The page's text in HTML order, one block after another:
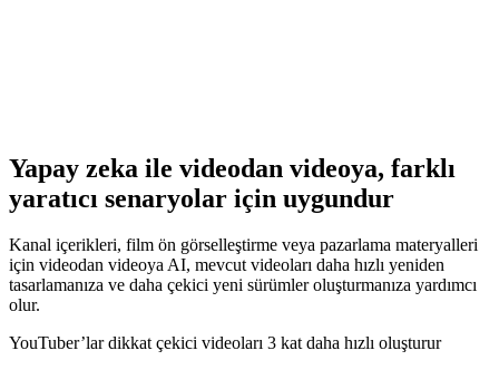
Yapay zeka ile videodan videoya, farklı
yaratıcı senaryolar için uygundur
Kanal içerikleri, film ön görselleştirme veya pazarlama materyalleri
için videodan videoya AI, mevcut videoları daha hızlı yeniden
tasarlamanıza ve daha çekici yeni sürümler oluşturmanıza yardımcı
olur.
YouTuber’lar dikkat çekici videoları 3 kat daha hızlı oluşturur